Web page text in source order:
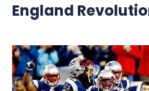
England